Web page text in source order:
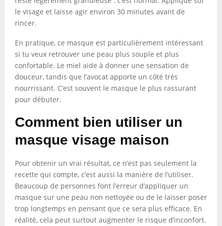
le visage et laisse agir environ 30 minutes avant de
rincer.
En pratique, ce masque est particulièrement intéressant
si tu veux retrouver une peau plus souple et plus
confortable. Le miel aide à donner une sensation de
douceur, tandis que l’avocat apporte un côté très
nourrissant. C’est souvent le masque le plus rassurant
pour débuter.
Comment bien utiliser un
masque visage maison
Pour obtenir un vrai résultat, ce n’est pas seulement la
recette qui compte, c’est aussi la manière de l’utiliser.
Beaucoup de personnes font l’erreur d’appliquer un
masque sur une peau non nettoyée ou de le laisser poser
trop longtemps en pensant que ce sera plus efficace. En
réalité, cela peut surtout augmenter le risque d’inconfort.